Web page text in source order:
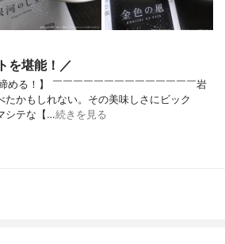
を堪能！／
める！】 ￣￣￣￣￣￣￣￣￣￣￣￣￣￣岩
たかもしれない。その美味しさにビック
シテな【…続きを見る